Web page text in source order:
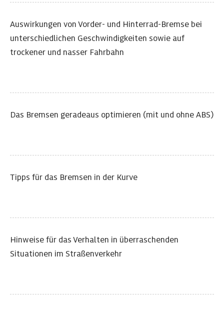
Auswirkungen von Vorder- und Hinterrad-Bremse bei
unterschiedlichen Geschwindigkeiten sowie auf
trockener und nasser Fahrbahn
Das Bremsen geradeaus optimieren (mit und ohne ABS)
Tipps für das Bremsen in der Kurve
Hinweise für das Verhalten in überraschenden
Situationen im Straßenverkehr